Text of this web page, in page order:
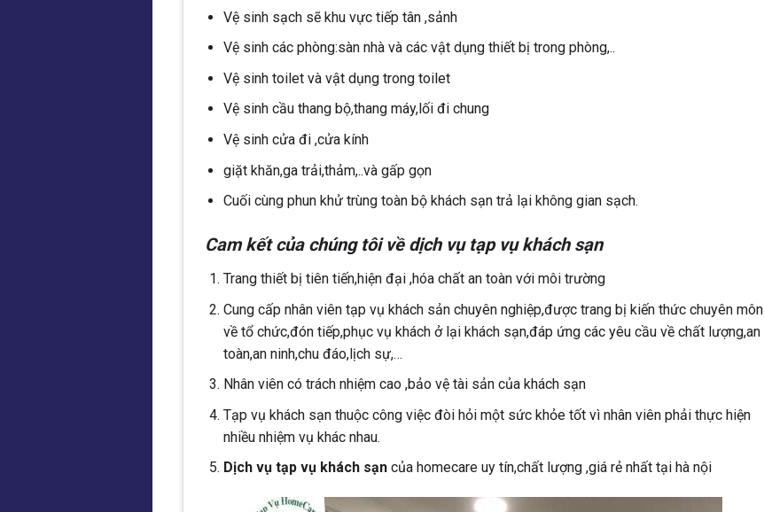
Vệ sinh sạch sẽ khu vực tiếp tân ,sảnh
Vệ sinh các phòng:sàn nhà và các vật dụng thiết bị trong phòng,..
Vệ sinh toilet và vật dụng trong toilet
Vệ sinh cầu thang bộ,thang máy,lối đi chung
Vệ sinh cửa đi ,cửa kính
giặt khăn,ga trải,thảm,..và gấp gọn
Cuối cùng phun khử trùng toàn bộ khách sạn trả lại không gian sạch.
Cam kết của chúng tôi về dịch vụ tạp vụ khách sạn
Trang thiết bị tiên tiến,hiện đại ,hóa chất an toàn với môi trường
Cung cấp nhân viên tạp vụ khách sản chuyên nghiệp,được trang bị kiến thức chuyên môn
về tổ chức,đón tiếp,phục vụ khách ở lại khách sạn,đáp ứng các yêu cầu về chất lượng,an
toàn,an ninh,chu đáo,lịch sự,…
Nhân viên có trách nhiệm cao ,bảo vệ tài sản của khách sạn
Tạp vụ khách sạn thuộc công việc đòi hỏi một sức khỏe tốt vì nhân viên phải thực hiện
nhiều nhiệm vụ khác nhau.
Dịch vụ tạp vụ khách sạncủa homecare uy tín,chất lượng ,giá rẻ nhất tại hà nội